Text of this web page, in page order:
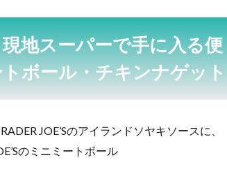
地スーパーで手に入る便
ボール・チキンナゲット
JOE’Sのアイランドソヤキソースに、
のミニミートボール